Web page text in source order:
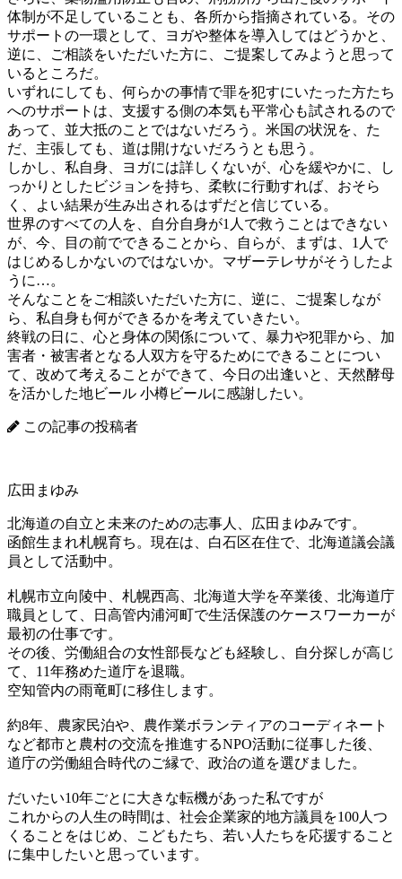
体制が不足していることも、各所から指摘されている。その
サポートの一環として、ヨガや整体を導入してはどうかと、
逆に、ご相談をいただいた方に、ご提案してみようと思って
いるところだ。
いずれにしても、何らかの事情で罪を犯すにいたった方たち
へのサポートは、支援する側の本気も平常心も試されるので
あって、並大抵のことではないだろう。米国の状況を、た
だ、主張しても、道は開けないだろうとも思う。
しかし、私自身、ヨガには詳しくないが、心を緩やかに、し
っかりとしたビジョンを持ち、柔軟に行動すれば、おそら
く、よい結果が生み出されるはずだと信じている。
世界のすべての人を、自分自身が1人で救うことはできない
が、今、目の前でできることから、自らが、まずは、1人で
はじめるしかないのではないか。マザーテレサがそうしたよ
うに…。
そんなことをご相談いただいた方に、逆に、ご提案しなが
ら、私自身も何ができるかを考えていきたい。
終戦の日に、心と身体の関係について、暴力や犯罪から、加
害者・被害者となる人双方を守るためにできることについ
て、改めて考えることができて、今日の出逢いと、天然酵母
を活かした地ビール 小樽ビールに感謝したい。
この記事の投稿者
広田まゆみ
北海道の自立と未来のための志事人、広田まゆみです。
函館生まれ札幌育ち。現在は、白石区在住で、北海道議会議
員として活動中。
札幌市立向陵中、札幌西高、北海道大学を卒業後、北海道庁
職員として、日高管内浦河町で生活保護のケースワーカーが
最初の仕事です。
その後、労働組合の女性部長なども経験し、自分探しが高じ
て、11年務めた道庁を退職。
空知管内の雨竜町に移住します。
約8年、農家民泊や、農作業ボランティアのコーディネート
など都市と農村の交流を推進するNPO活動に従事した後、
道庁の労働組合時代のご縁で、政治の道を選びました。
だいたい10年ごとに大きな転機があった私ですが
これからの人生の時間は、社会企業家的地方議員を100人つ
くることをはじめ、こどもたち、若い人たちを応援すること
に集中したいと思っています。